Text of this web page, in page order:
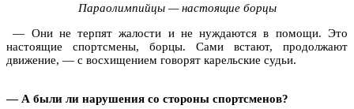
Параолимпийцы — настоящие борцы
— Они не терпят жалости и не нуждаются в помощи. Это
настоящие спортсмены, борцы. Сами встают, продолжают
движение, — с восхищением говорят карельские судьи.
— А были ли нарушения со стороны спортсменов?